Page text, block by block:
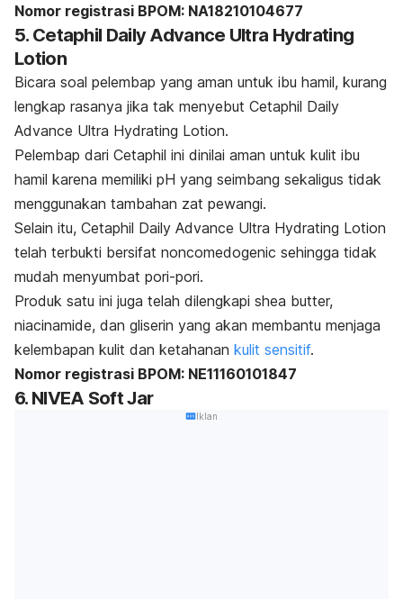
Nomor registrasi BPOM: NA18210104677
5. Cetaphil Daily Advance Ultra Hydrating
Lotion
Bicara soal pelembap yang aman untuk ibu hamil, kurang
lengkap rasanya jika tak menyebut Cetaphil Daily
Advance Ultra Hydrating Lotion.
Pelembap dari Cetaphil ini dinilai aman untuk kulit ibu
hamil karena memiliki pH yang seimbang sekaligus tidak
menggunakan tambahan zat pewangi.
Selain itu, Cetaphil Daily Advance Ultra Hydrating Lotion
telah terbukti bersifat noncomedogenic sehingga tidak
mudah menyumbat pori-pori.
Produk satu ini juga telah dilengkapi shea butter,
niacinamide, dan gliserin yang akan membantu menjaga
kelembapan kulit dan ketahanan kulit sensitif.
Nomor registrasi BPOM: NE11160101847
6. NIVEA Soft Jar
Iklan